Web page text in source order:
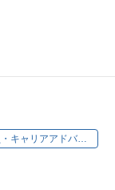
支援職（支援員・キャリアアドバイザー）